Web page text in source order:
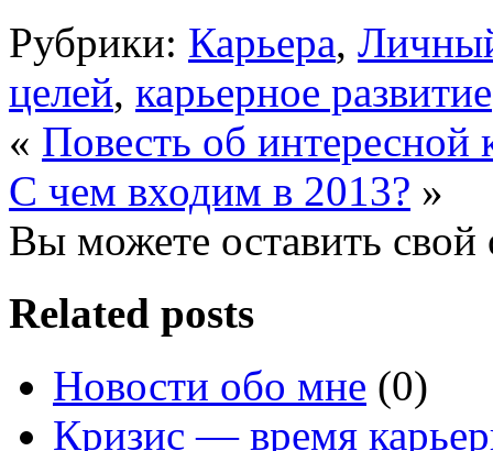
Рубрики: Карьера,
целей, карьерное развитие
« Повесть об интересной
С чем входим в 2013? »
Вы можете оставить свой
Related posts
Новости обо мне (0)
Кризис — время